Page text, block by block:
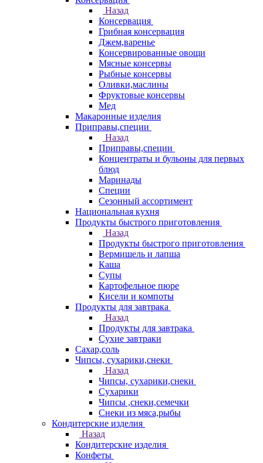
Назад
Консервация
Грибная консервация
Джем,варенье
Консервированные овощи
Мясные консервы
Рыбные консервы
Оливки,маслины
Фруктовые консервы
Мед
Макаронные изделия
Приправы,специи
Назад
Приправы,специи
Концентраты и бульоны для первых
блюд
Маринады
Специи
Сезонный ассортимент
Национальная кухня
Продукты быстрого приготовления
Назад
Продукты быстрого приготовления
Вермишель и лапша
Каша
Супы
Картофельное пюре
Кисели и компоты
Продукты для завтрака
Назад
Продукты для завтрака
Сухие завтраки
Сахар,соль
Чипсы, сухарики,снеки
Назад
Чипсы, сухарики,снеки
Сухарики
Чипсы ,снеки,семечки
Снеки из мяса,рыбы
Кондитерские изделия
Назад
Кондитерские изделия
Конфеты